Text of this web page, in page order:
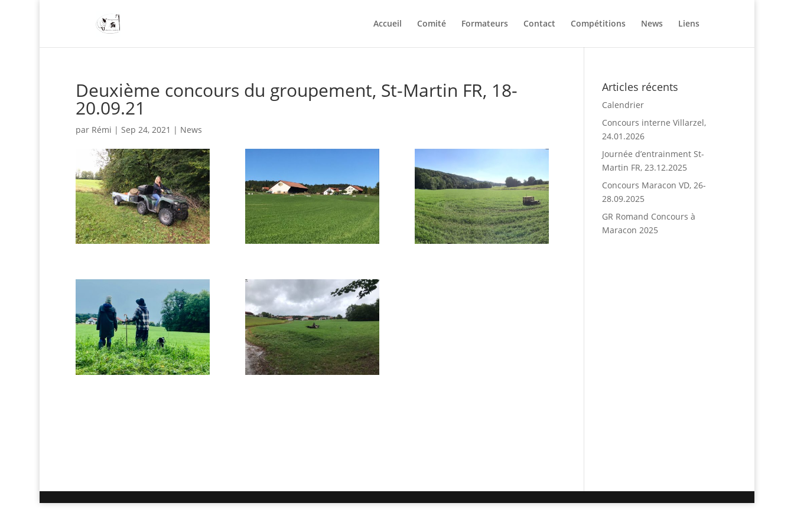
Accueil Comité Formateurs Contact Compétitions News Liens
Deuxième concours du groupement, St-Martin FR, 18-
20.09.21
par Rémi | Sep 24, 2021 | News
Articles récents
Calendrier
Concours interne Villarzel,
24.01.2026
Journée d’entrainment St-
Martin FR, 23.12.2025
Concours Maracon VD, 26-
28.09.2025
GR Romand Concours à
Maracon 2025